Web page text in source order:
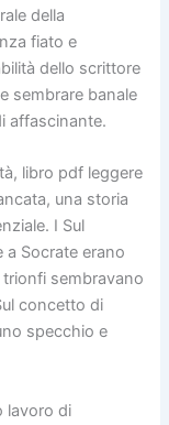
della
fiato e
dello scrittore
sembrare banale
affascinante.
libro pdf leggere
una storia
I Sul
Socrate erano
sembravano
concetto di
specchio e
lavoro di